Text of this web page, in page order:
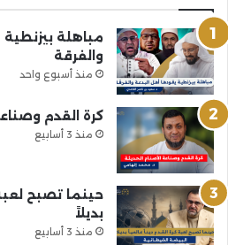
مباهلة
والفرقة
منذ أسبوع واحد
كرة القدم
منذ 3 أسابيع
حينما تصبح
بديلاً
منذ 3 أسابيع